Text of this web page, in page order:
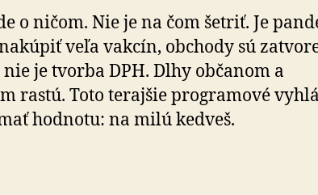
o ničom. Nie je na čom šetriť. Je
veľa vakcín, obchody sú
je tvorba DPH. Dlhy občanom a
rastú. Toto terajšie programové
hodnotu: na milú kedveš.